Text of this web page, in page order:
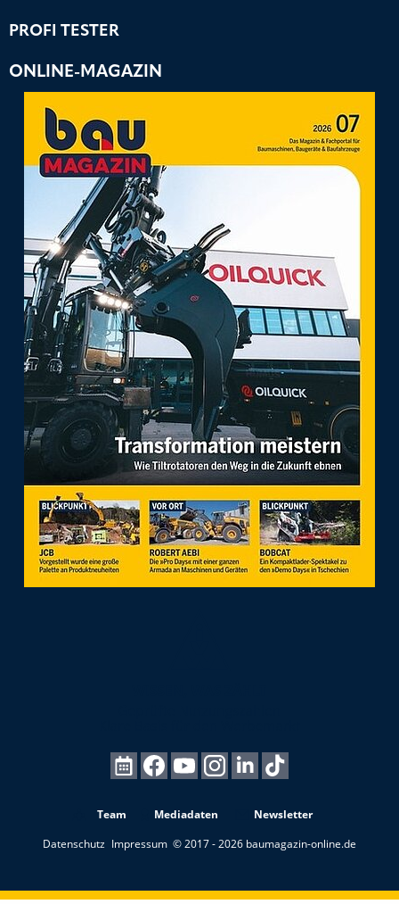
PROFI TESTER
ONLINE-MAGAZIN
Team Mediadaten
Newsletter
Datenschutz Impressum © 2017 - 2026 baumagazin-online.de